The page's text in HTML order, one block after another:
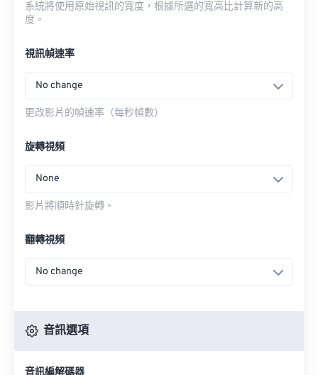
系統將使用原始視訊的寬度，根據所選的寬高比計算新的高
度。
視訊幀速率
No change
更改影片的幀速率（每秒幀數）
旋轉視頻
None
影片將順時針旋轉。
翻轉視頻
No change
音訊選項
音訊編解碼器